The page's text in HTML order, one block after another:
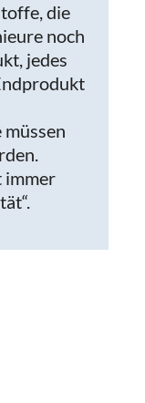
die
noch
jedes
immer